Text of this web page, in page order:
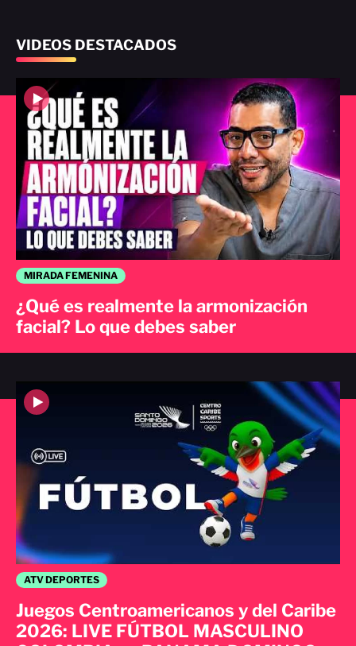
VIDEOS DESTACADOS
ATV DEPORTES
Juegos Centroamericanos y del Caribe
2026: LIVE FÚTBOL MASCULINO
MIRADA FEMENINA
¿Qué es realmente la armonización
facial? Lo que debes saber